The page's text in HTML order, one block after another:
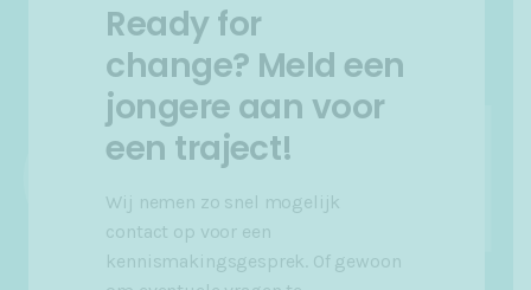
Ready for
change? Meld een
jongere aan voor
een traject!
Wij nemen zo snel mogelijk
contact op voor een
kennismakingsgesprek. Of gewoon